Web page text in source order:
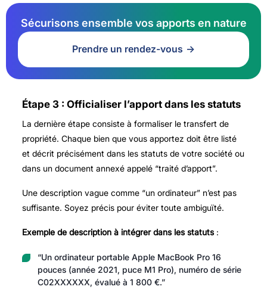
Sécurisons ensemble vos apports en nature
Prendre un rendez-vous
Étape 3 : Officialiser l’apport dans les statuts
La dernière étape consiste à formaliser le transfert de
propriété. Chaque bien que vous apportez doit être listé
et décrit précisément dans les statuts de votre société ou
dans un document annexé appelé “traité d’apport”.
Une description vague comme “un ordinateur” n’est pas
suffisante. Soyez précis pour éviter toute ambiguïté.
Exemple de description à intégrer dans les statuts:
“Un ordinateur portable Apple MacBook Pro 16
pouces (année 2021, puce M1 Pro), numéro de série
C02XXXXXX, évalué à 1 800 €.”